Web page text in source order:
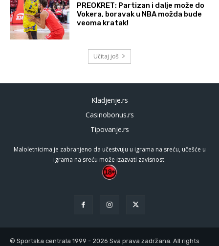
PREOKRET: Partizan i dalje može do
Vokera, boravak u NBA možda bude
veoma kratak!
Učitaj još
Kladjenje.rs
Casinobonus.rs
Tipovanje.rs
Maloletnicima je zabranjeno da učestvuju u igrama na sreću, učešće u
igrama na sreću može izazvati zavisnost.
© Sportska centrala 1999 - 2026 Sva prava zadržana. All rights